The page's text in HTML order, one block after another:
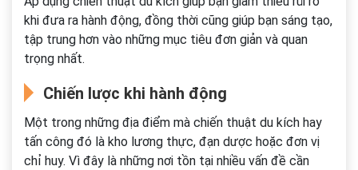
khi đưa ra hành động, đồng thời cũng giúp bạn sáng tạo,
tập trung hơn vào những mục tiêu đơn giản và quan
trọng nhất.
Chiến lược khi hành động
Một trong những địa điểm mà chiến thuật du kích hay
tấn công đó là kho lương thực, đạn dược hoặc đơn vị
chỉ huy. Vì đây là những nơi tồn tại nhiều vấn đề cần